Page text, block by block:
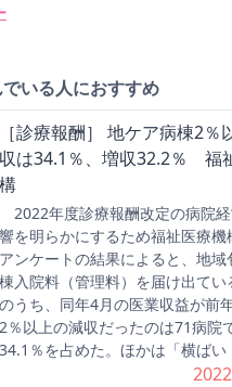
いる人におすすめ
［診療報酬］ 地ケア病棟2％
収は34.1％、増収32.2％ 福
構
2022年度診療報酬改定の病院
響を明らかにするため福祉医療機
アンケートの結果によると、地域
棟入院料（管理料）を届け出てい
のうち、同年4月の医業収益が前
2％以上の減収だったのは71病院
34.1％を占めた。ほかは「横ばい